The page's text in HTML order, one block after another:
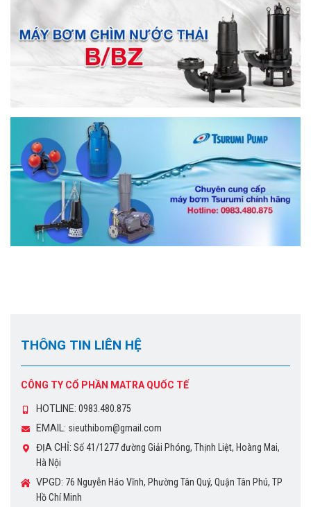
THÔNG TIN LIÊN HỆ
CÔNG TY CỔ PHẦN MATRA QUỐC TẾ
HOTLINE: 0983.480.875
EMAIL: sieuthibom@gmail.com
ĐỊA CHỈ: Số 41/1277 đường Giải Phóng, Thịnh Liệt, Hoàng Mai,
Hà Nội
VPGD: 76 Nguyễn Háo Vĩnh, Phường Tân Quý, Quận Tân Phú, TP
Hồ Chí Minh